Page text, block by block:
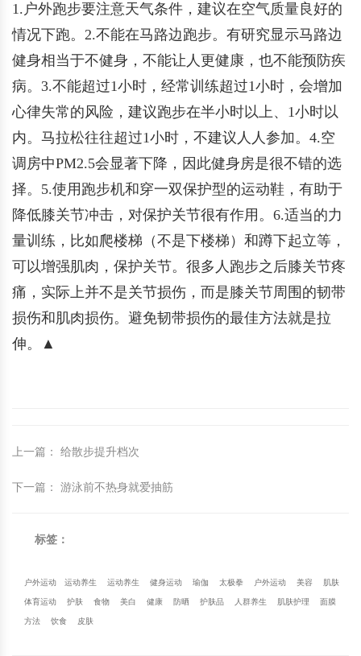
1.户外跑步要注意天气条件，建议在空气质量良好的
情况下跑。2.不能在马路边跑步。有研究显示马路边
健身相当于不健身，不能让人更健康，也不能预防疾
病。3.不能超过1小时，经常训练超过1小时，会增加
心律失常的风险，建议跑步在半小时以上、1小时以
内。马拉松往往超过1小时，不建议人人参加。4.空
调房中PM2.5会显著下降，因此健身房是很不错的选
择。5.使用跑步机和穿一双保护型的运动鞋，有助于
降低膝关节冲击，对保护关节很有作用。6.适当的力
量训练，比如爬楼梯（不是下楼梯）和蹲下起立等，
可以增强肌肉，保护关节。很多人跑步之后膝关节疼
痛，实际上并不是关节损伤，而是膝关节周围的韧带
损伤和肌肉损伤。避免韧带损伤的最佳方法就是拉
伸。▲
上一篇 ： 给散步提升档次
下一篇 ： 游泳前不热身就爱抽筋
标签：
户外运动 运动养生 运动养生 健身运动 瑜伽 太极拳 户外运动 美容 肌肤
体育运动 护肤 食物 美白 健康 防晒 护肤品 人群养生 肌肤护理 面膜
方法 饮食 皮肤